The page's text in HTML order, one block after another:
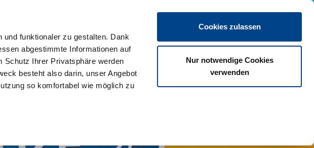
funktionaler zu gestalten. Dank
abgestimmte Informationen auf
Schutz Ihrer Privatsphäre werden
besteht also darin, unser Angebot
so komfortabel wie möglich zu
Cookies zulassen
Nur notwendige Cookies
verwenden